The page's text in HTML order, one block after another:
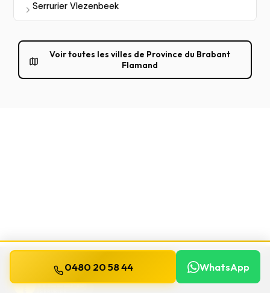
Serrurier Vlezenbeek
Voir toutes les villes de Province du Brabant
Flamand
WILLEMS
0480 20 58 44 WhatsApp